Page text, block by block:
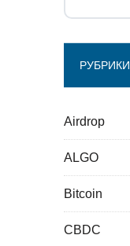
РУБРИКИ
Airdrop
ALGO
Bitcoin
CBDC